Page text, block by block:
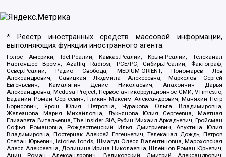
* Реестр иностранных средств массовой информации,
выполняющих функции иностранного агента:
Голос Америки, Idel.Реалии, Кавказ.Реалии, Крым.Реалии, Телеканал
Настоящее Время, Azatliq Radiosi, PCE/PC, Сибирь.Реалии, Фактограф,
Север.Реалии, Радио Свобода, MEDIUM-ORIENT, Пономарев Лев
Александрович, Савицкая Людмила Алексеевна, Маркелов Сергей
Евгеньевич, Камалягин Денис Николаевич, Апахончич Дарья
Александровна, Medusa Project, Первое антикоррупционное СМИ, VTimes.io,
Баданин Роман Сергеевич, Гликин Максим Александрович, Маняхин Петр
Борисович, Ярош Юлия Петровна, Чуракова Ольга Владимировна,
Железнова Мария Михайловна, Лукьянова Юлия Сергеевна, Маетная
Елизавета Витальевна, The Insider SIA, Рубин Михаил Аркадьевич, Гройсман
Софья Романовна, Рождественский Илья Дмитриевич, Апухтина Юлия
Владимировна, Постернак Алексей Евгеньевич, Телеканал Дождь, Петров
Степан Юрьевич, Istories fonds, Шмагун Олеся Валентиновна, Мароховская
Алеся Алексеевна, Долинина Ирина Николаевна, Шлейнов Роман Юрьевич,
Анин Роман Александрович, Великовский Дмитрий Александрович,